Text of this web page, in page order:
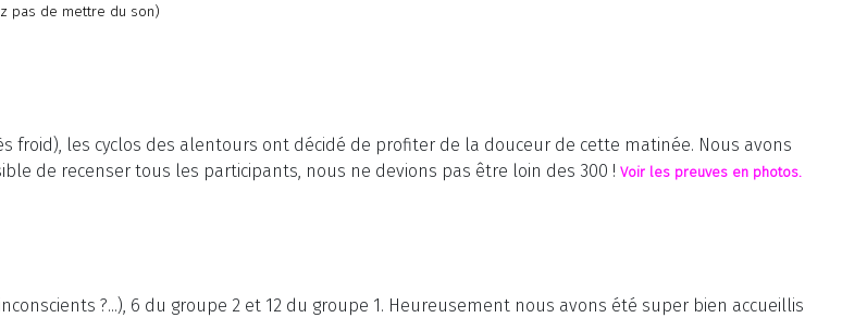
pas de mettre du son)
les cyclos des alentours ont décidé de profiter de la douceur de cette matinée. Nous avons
de recenser tous les participants, nous ne devions pas être loin des 300 ! Voir les preuves en photos.
?...), 6 du groupe 2 et 12 du groupe 1. Heureusement nous avons été super bien accueillis